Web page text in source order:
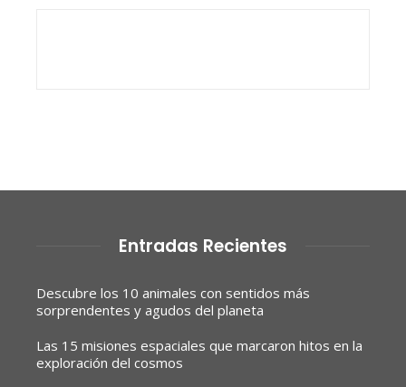
Entradas Recientes
Descubre los 10 animales con sentidos más
sorprendentes y agudos del planeta
Las 15 misiones espaciales que marcaron hitos en la
exploración del cosmos